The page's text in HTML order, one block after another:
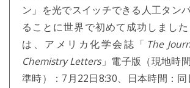
ン」を光でスイッチできる人工タン
ることに世界で初めて成功しまし
は、アメリカ化学会誌「 The
Chemistry Letters」電子版（現地時
準時）：7月22日8:30、日本時間：同